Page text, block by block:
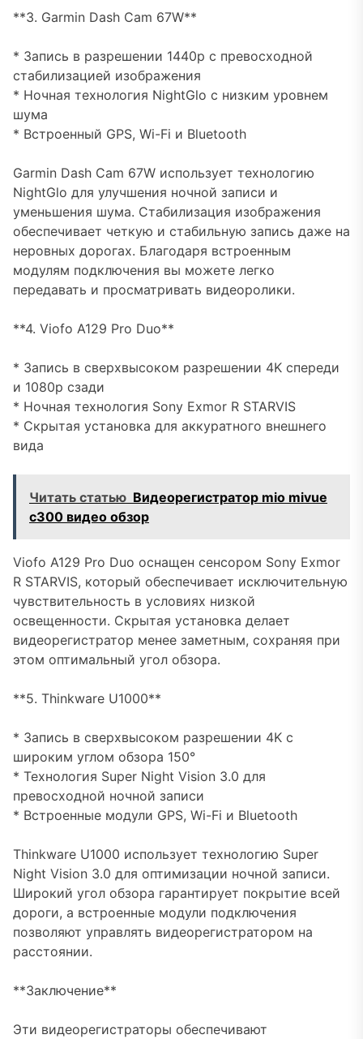
**3. Garmin Dash Cam 67W**
* Запись в разрешении 1440p с превосходной
стабилизацией изображения
* Ночная технология NightGlo с низким уровнем
шума
* Встроенный GPS, Wi-Fi и Bluetooth
Garmin Dash Cam 67W использует технологию
NightGlo для улучшения ночной записи и
уменьшения шума. Стабилизация изображения
обеспечивает четкую и стабильную запись даже на
неровных дорогах. Благодаря встроенным
модулям подключения вы можете легко
передавать и просматривать видеоролики.
**4. Viofo A129 Pro Duo**
* Запись в сверхвысоком разрешении 4K спереди
и 1080p сзади
* Ночная технология Sony Exmor R STARVIS
* Скрытая установка для аккуратного внешнего
вида
Читать статью Видеорегистратор mio mivue
c300 видео обзор
Viofo A129 Pro Duo оснащен сенсором Sony Exmor
R STARVIS, который обеспечивает исключительную
чувствительность в условиях низкой
освещенности. Скрытая установка делает
видеорегистратор менее заметным, сохраняя при
этом оптимальный угол обзора.
**5. Thinkware U1000**
* Запись в сверхвысоком разрешении 4K с
широким углом обзора 150°
* Технология Super Night Vision 3.0 для
превосходной ночной записи
* Встроенные модули GPS, Wi-Fi и Bluetooth
Thinkware U1000 использует технологию Super
Night Vision 3.0 для оптимизации ночной записи.
Широкий угол обзора гарантирует покрытие всей
дороги, а встроенные модули подключения
позволяют управлять видеорегистратором на
расстоянии.
**Заключение**
Эти видеорегистраторы обеспечивают